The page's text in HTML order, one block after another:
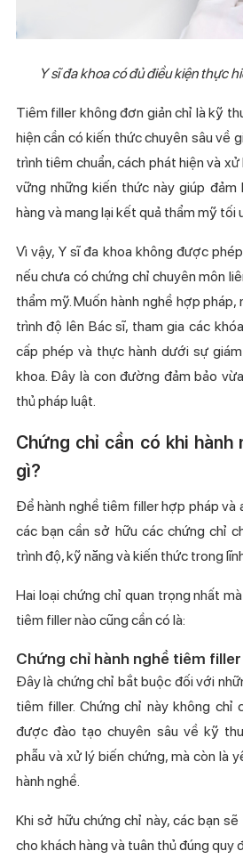
Y sĩ đa khoa có đủ điều kiện thực
Tiêm filler không đơn giản chỉ là kỹ
hiện cần có kiến thức chuyên sâu về
trình tiêm chuẩn, cách phát hiện và
vững những kiến thức này giúp đảm
hàng và mang lại kết quả thẩm mỹ tối
Vì vậy, Y sĩ đa khoa không được
nếu chưa có chứng chỉ chuyên môn
thẩm mỹ. Muốn hành nghề hợp pháp,
trình độ lên Bác sĩ, tham gia các
cấp phép và thực hành dưới sự
khoa. Đây là con đường đảm bảo
thủ pháp luật.
Chứng chỉ cần có khi hành
gì?
Để hành nghề tiêm filler hợp pháp và
các bạn cần sở hữu các chứng chỉ
trình độ, kỹ năng và kiến thức trong
Hai loại chứng chỉ quan trọng nhất
tiêm filler nào cũng cần có là:
Chứng chỉ hành nghề tiêm filler
Đây là chứng chỉ bắt buộc đối với
tiêm filler. Chứng chỉ này không chỉ
được đào tạo chuyên sâu về kỹ
phẫu và xử lý biến chứng, mà còn là
hành nghề.
Khi sở hữu chứng chỉ này, các bạn
cho khách hàng và tuân thủ đúng quy